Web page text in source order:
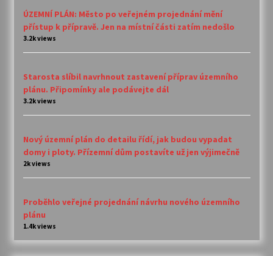
ÚZEMNÍ PLÁN: Město po veřejném projednání mění
přístup k přípravě. Jen na místní části zatím nedošlo
3.2k views
Starosta slíbil navrhnout zastavení příprav územního
plánu. Připomínky ale podávejte dál
3.2k views
Nový územní plán do detailu řídí, jak budou vypadat
domy i ploty. Přízemní dům postavíte už jen výjimečně
2k views
Proběhlo veřejné projednání návrhu nového územního
plánu
1.4k views